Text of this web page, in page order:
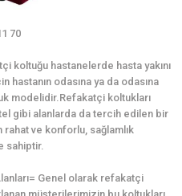
70
koltuğu hastanelerde hasta yakını
hastanın odasına ya da odasına
modelidir.Refakatçi koltukları
gibi alanlarda da tercih edilen bir
rahat ve konforlu, sağlamlık
sahiptir.
Genel olarak refakatçi